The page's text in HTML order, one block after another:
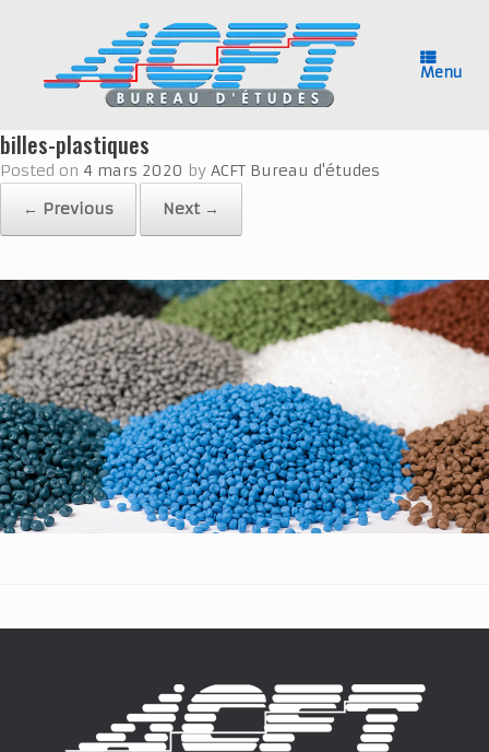
Menu
billes-plastiques
Posted on 4 mars 2020 by ACFT Bureau d'études
← Previous
Next →